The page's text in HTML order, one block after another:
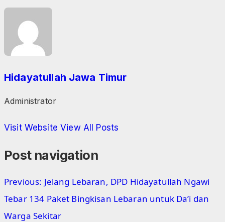
Hidayatullah Jawa Timur
Administrator
Visit WebsiteView All Posts
Post navigation
Previous: Jelang Lebaran, DPD Hidayatullah Ngawi
Tebar 134 Paket Bingkisan Lebaran untuk Da’i dan
Warga Sekitar